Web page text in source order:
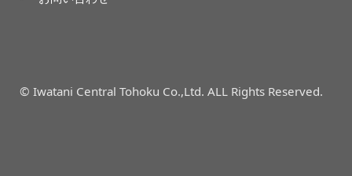
© Iwatani Central Tohoku Co.,Ltd. ALL Rights Reserved.